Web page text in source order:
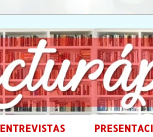
ENTREVISTAS